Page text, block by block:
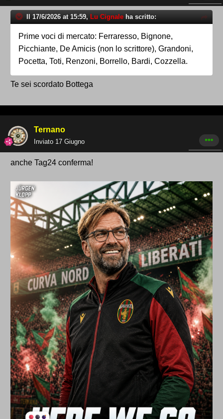
Il 17/6/2026 at 15:59, Lu Cignale ha scritto:
Prime voci di mercato: Ferraresso, Bignone,
Picchiante, De Amicis (non lo scrittore), Grandoni,
Pocetta, Toti, Renzoni, Borrello, Bardi, Cozzella.
Te sei scordato Bottega
Ternano
Inviato 17 Giugno
anche Tag24 conferma!